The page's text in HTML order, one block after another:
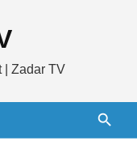
| Zadar TV